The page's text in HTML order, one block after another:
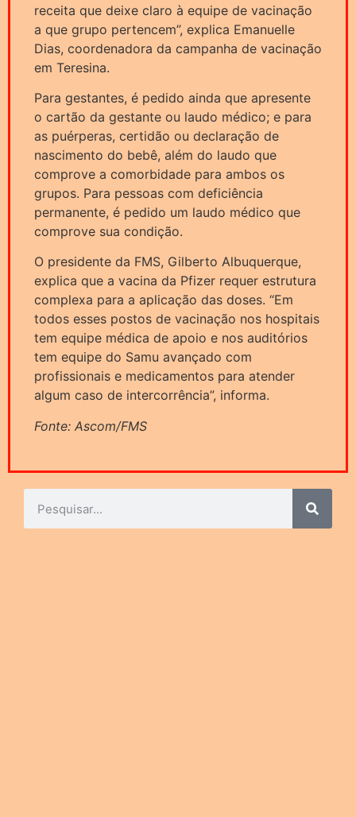
receita que deixe claro à equipe de vacinação
a que grupo pertencem”, explica Emanuelle
Dias, coordenadora da campanha de vacinação
em Teresina.
Para gestantes, é pedido ainda que apresente
o cartão da gestante ou laudo médico; e para
as puérperas, certidão ou declaração de
nascimento do bebê, além do laudo que
comprove a comorbidade para ambos os
grupos. Para pessoas com deficiência
permanente, é pedido um laudo médico que
comprove sua condição.
O presidente da FMS, Gilberto Albuquerque,
explica que a vacina da Pfizer requer estrutura
complexa para a aplicação das doses. “Em
todos esses postos de vacinação nos hospitais
tem equipe médica de apoio e nos auditórios
tem equipe do Samu avançado com
profissionais e medicamentos para atender
algum caso de intercorrência”, informa.
Fonte: Ascom/FMS